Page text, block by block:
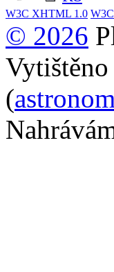
W3C XHTML 1.0 W3C
© 2026
(